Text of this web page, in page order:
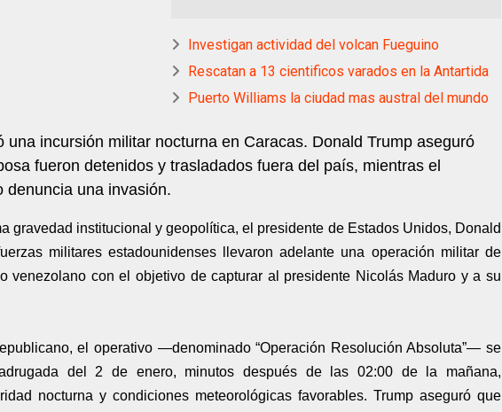
Investigan actividad del volcan Fueguino
Rescatan a 13 cientificos varados en la Antartida
Puerto Williams la ciudad mas austral del mundo
una incursión militar nocturna en Caracas. Donald Trump aseguró
fueron detenidos y trasladados fuera del país, mientras el
denuncia una invasión.
gravedad institucional y geopolítica, el presidente de Estados Unidos, Donald
militares estadounidenses llevaron adelante una operación militar de
venezolano con el objetivo de capturar al presidente Nicolás Maduro y a su
el operativo —denominado “Operación Resolución Absoluta”— se
del 2 de enero, minutos después de las 02:00 de la mañana,
nocturna y condiciones meteorológicas favorables. Trump aseguró que